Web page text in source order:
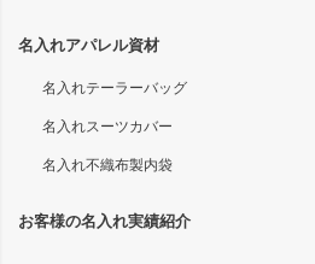
名入れアパレル資材
名入れテーラーバッグ
名入れスーツカバー
名入れ不織布製内袋
お客様の名入れ実績紹介